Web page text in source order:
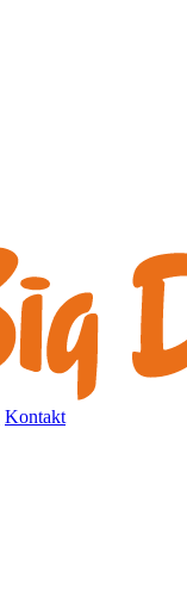
Kontakt